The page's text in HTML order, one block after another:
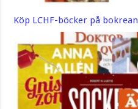
Köp LCHF-böcker på bokrean